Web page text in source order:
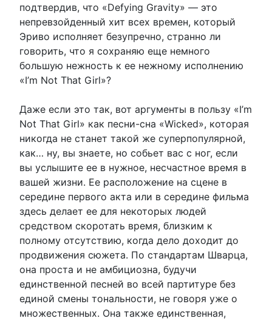
подтвердив, что «Defying Gravity» — это
непревзойденный хит всех времен, который
Эриво исполняет безупречно, странно ли
говорить, что я сохраняю еще немного
большую нежность к ее нежному исполнению
«I’m Not That Girl»?
Даже если это так, вот аргументы в пользу «I’m
Not That Girl» как песни-сна «Wicked», которая
никогда не станет такой же суперпопулярной,
как… ну, вы знаете, но собьет вас с ног, если
вы услышите ее в нужное, несчастное время в
вашей жизни. Ее расположение на сцене в
середине первого акта или в середине фильма
здесь делает ее для некоторых людей
средством скоротать время, близким к
полному отсутствию, когда дело доходит до
продвижения сюжета. По стандартам Шварца,
она проста и не амбициозна, будучи
единственной песней во всей партитуре без
единой смены тональности, не говоря уже о
множественных. Она также единственная,